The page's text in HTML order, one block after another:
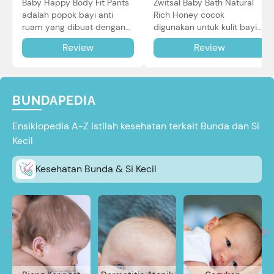
Baby Happy Body Fit Pants
adalah popok bayi anti
ruam yang dibuat dengan
teknologi Air Through
Technology.Review
Zwitsal Baby Bath Natural
Rich Honey cocok
digunakan untuk kulit bayi
baru lahir bahkan kulit
sensitif sekalipun. Simak
Review
BUNDAPEDIA
Ensiklopedia A-Z istilah kesehatan terkait Bunda dan Si
Kecil
Kesehatan Bunda & Si Kecil